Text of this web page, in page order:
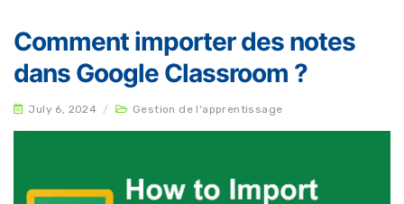
Comment importer des notes
dans Google Classroom ?
July 6, 2024 / Gestion de l'apprentissage